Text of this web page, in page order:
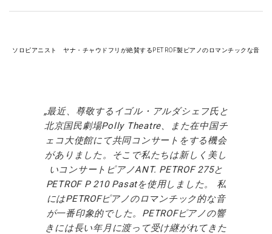
ソロピアニスト ヤナ・チャウドフリが絶賛するPETROF製ピアノのロマンチックな音
最近、尊敬するイゴル・アルダシェフ氏と
北京国民劇場Polly Theatre、また在中国チ
ェコ大使館にて共同コンサートをする機会
がありました。そこで私たちは新しく美し
いコンサートピアノANT. PETROF 275と
PETROF P 210 Pasatを使用しました。 私
にはPETROFピアノのロマンチック的な音
が一番印象的でした。PETROFピアノの響
きには長い年月に渡って受け継がれてきた